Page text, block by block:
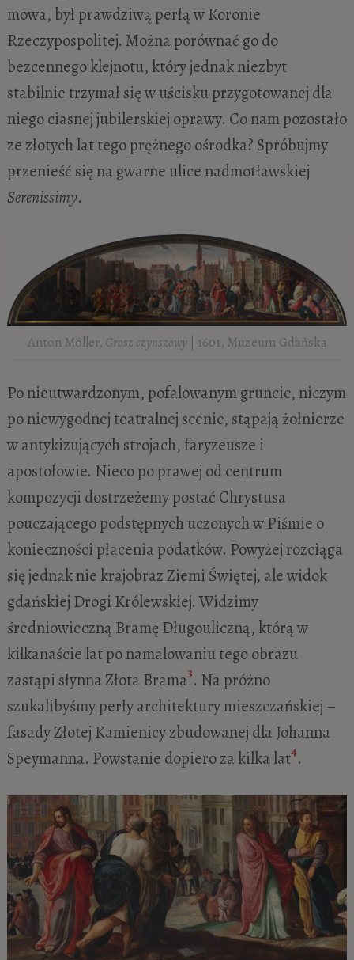
mowa, był prawdziwą perłą w Koronie
Rzeczypospolitej. Można porównać go do
bezcennego klejnotu, który jednak niezbyt
stabilnie trzymał się w uścisku przygotowanej dla
niego ciasnej jubilerskiej oprawy. Co nam pozostało
ze złotych lat tego prężnego ośrodka? Spróbujmy
przenieść się na gwarne ulice nadmotławskiej
Serenissimy.
Anton Möller, Grosz czynszowy| 1601, Muzeum Gdańska
Po nieutwardzonym, pofalowanym gruncie, niczym
po niewygodnej teatralnej scenie, stąpają żołnierze
w antykizujących strojach, faryzeusze i
apostołowie. Nieco po prawej od centrum
kompozycji dostrzeżemy postać Chrystusa
pouczającego podstępnych uczonych w Piśmie o
konieczności płacenia podatków. Powyżej rozciąga
się jednak nie krajobraz Ziemi Świętej, ale widok
gdańskiej Drogi Królewskiej. Widzimy
średniowieczną Bramę Długouliczną, którą w
kilkanaście lat po namalowaniu tego obrazu
zastąpi słynna Złota Brama3. Na próżno
szukalibyśmy perły architektury mieszczańskiej –
fasady Złotej Kamienicy zbudowanej dla Johanna
Speymanna. Powstanie dopiero za kilka lat4.